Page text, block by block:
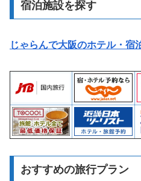
宿泊施設を探す
じゃらんで大阪のホテル・宿
おすすめの旅行プラン